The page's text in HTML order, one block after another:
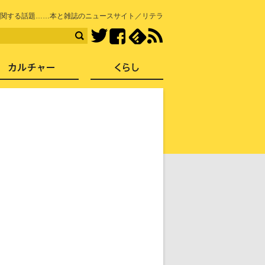
する話題……本と雑誌のニュースサイト／リテラ
TwitterFacebook
社会